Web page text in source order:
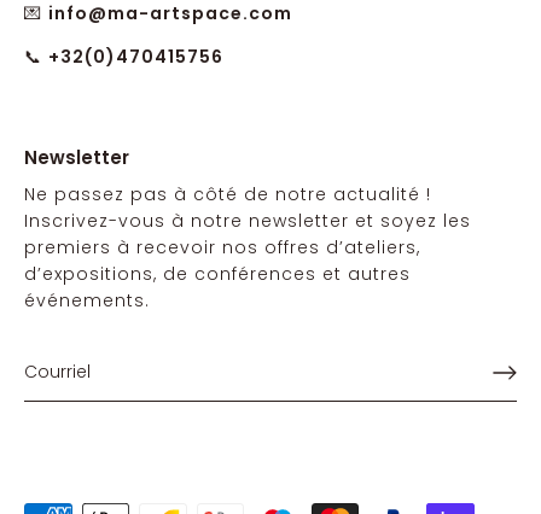
💌 info@ma-artspace.com
📞 +32(0)470415756
Newsletter
Ne passez pas à côté de notre actualité !
Inscrivez-vous à notre newsletter et soyez les
premiers à recevoir nos offres d’ateliers,
d’expositions, de conférences et autres
événements.